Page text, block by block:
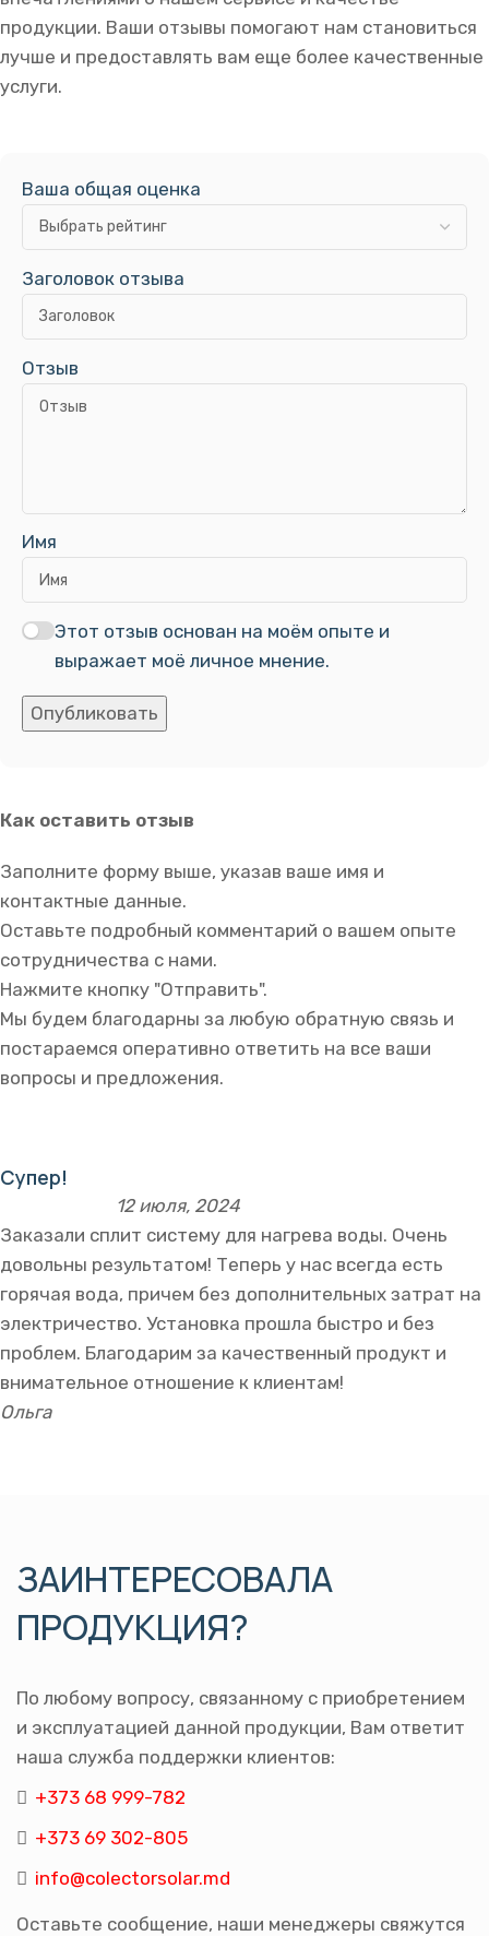
продукции. Ваши отзывы помогают нам становиться
лучше и предоставлять вам еще более качественные
услуги.
Ваша общая оценка
Заголовок отзыва
Отзыв
Имя
Этот отзыв основан на моём опыте и
выражает моё личное мнение.
Опубликовать
Как оставить отзыв
Заполните форму выше, указав ваше имя и
контактные данные.
Оставьте подробный комментарий о вашем опыте
сотрудничества с нами.
Нажмите кнопку "Отправить".
Мы будем благодарны за любую обратную связь и
постараемся оперативно ответить на все ваши
вопросы и предложения.
Супер!
12 июля, 2024
Заказали сплит систему для нагрева воды. Очень
довольны результатом! Теперь у нас всегда есть
горячая вода, причем без дополнительных затрат на
электричество. Установка прошла быстро и без
проблем. Благодарим за качественный продукт и
внимательное отношение к клиентам!
Ольга
ЗАИНТЕРЕСОВАЛА
ПРОДУКЦИЯ?
По любому вопросу, связанному с приобретением
и эксплуатацией данной продукции, Вам ответит
наша служба поддержки клиентов:
+373 68 999-782
+373 69 302-805
info@colectorsolar.md
Оставьте сообщение, наши менеджеры свяжутся